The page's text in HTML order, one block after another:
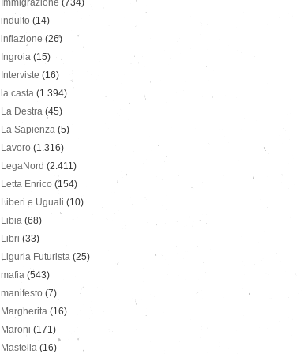
Immigrazione (734)
indulto (14)
inflazione (26)
Ingroia (15)
Interviste (16)
la casta (1.394)
La Destra (45)
La Sapienza (5)
Lavoro (1.316)
LegaNord (2.411)
Letta Enrico (154)
Liberi e Uguali (10)
Libia (68)
Libri (33)
Liguria Futurista (25)
mafia (543)
manifesto (7)
Margherita (16)
Maroni (171)
Mastella (16)